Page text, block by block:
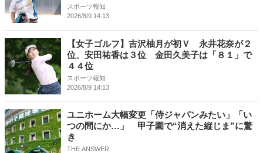
スポーツ報知
2026/8/9 14:13
【女子ゴルフ】吉沢柚月が初Ｖ 永井花奈が２
位、安田祐香は３位 金田久美子は「８１」で
４４位
スポーツ報知
2026/8/9 14:13
ユニホーム大幅変更「侍ジャパンみたい」「い
つの間にか…」 甲子園で“消えた縦じま”に驚
き
THE ANSWER